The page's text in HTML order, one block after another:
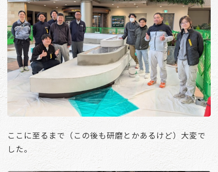
ここに至るまで（この後も研磨とかあるけど）大変で
した。